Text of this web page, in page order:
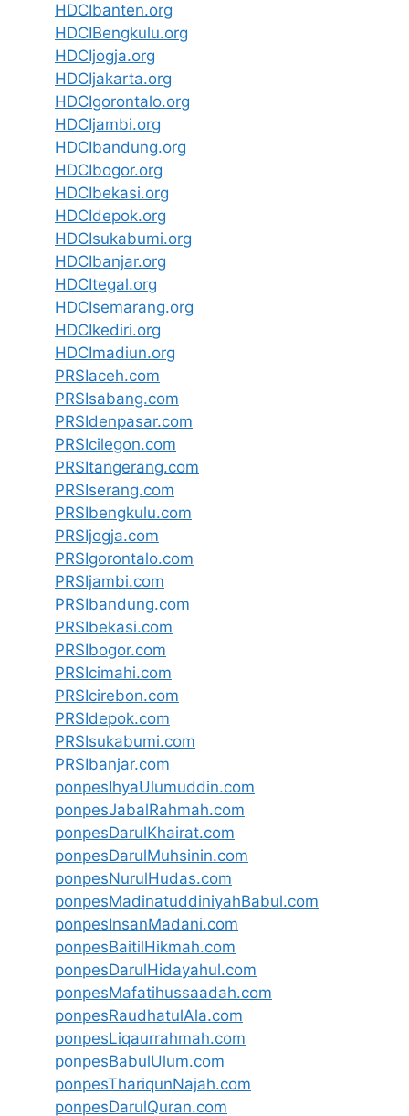
HDCIbanten.org
HDCIBengkulu.org
HDCIjogja.org
HDCIjakarta.org
HDCIgorontalo.org
HDCIjambi.org
HDCIbandung.org
HDCIbogor.org
HDCIbekasi.org
HDCIdepok.org
HDCIsukabumi.org
HDCIbanjar.org
HDCItegal.org
HDCIsemarang.org
HDCIkediri.org
HDCImadiun.org
PRSIaceh.com
PRSIsabang.com
PRSIdenpasar.com
PRSIcilegon.com
PRSItangerang.com
PRSIserang.com
PRSIbengkulu.com
PRSIjogja.com
PRSIgorontalo.com
PRSIjambi.com
PRSIbandung.com
PRSIbekasi.com
PRSIbogor.com
PRSIcimahi.com
PRSIcirebon.com
PRSIdepok.com
PRSIsukabumi.com
PRSIbanjar.com
ponpesIhyaUlumuddin.com
ponpesJabalRahmah.com
ponpesDarulKhairat.com
ponpesDarulMuhsinin.com
ponpesNurulHudas.com
ponpesMadinatuddiniyahBabul.com
ponpesInsanMadani.com
ponpesBaitilHikmah.com
ponpesDarulHidayahul.com
ponpesMafatihussaadah.com
ponpesRaudhatulAla.com
ponpesLiqaurrahmah.com
ponpesBabulUlum.com
ponpesThariqunNajah.com
ponpesDarulQuran.com